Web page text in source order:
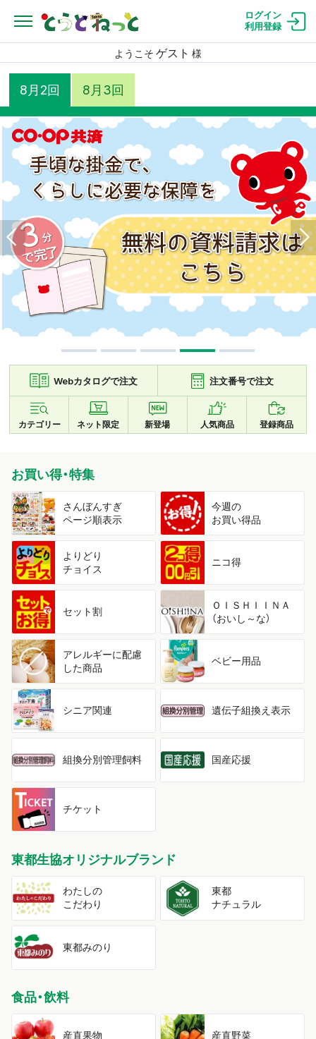
ログイン
利用登録
ようこそ ゲスト 様
8月2回 8月3回
Webカタログで注文 注文番号で注文
カテゴリー ネット限定 新登場 人気商品 登録商品
お買い得・特集
さんぼんすぎ
ページ順表示
今週の
お買い得品
よりどり
チョイス
ニコ得
セット割
ＯＩＳＨＩＩＮＡ
（おいし～な）
アレルギーに配慮
した商品
ベビー用品
シニア関連 遺伝子組換え表示
組換分別管理飼料 国産応援
チケット
東都生協オリジナルブランド
わたしの
こだわり
東都
ナチュラル
東都みのり
食品・飲料
産直果物 産直野菜